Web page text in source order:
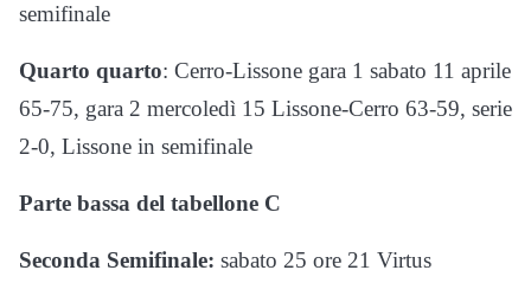
semifinale
Quarto quarto: Cerro-Lissone gara 1 sabato 11 aprile
65-75, gara 2 mercoledì 15 Lissone-Cerro 63-59, serie
2-0, Lissone in semifinale
Parte bassa del tabellone C
Seconda Semifinale: sabato 25 ore 21 Virtus